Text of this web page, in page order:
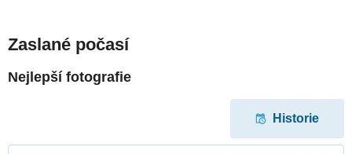
Zaslané počasí
Nejlepší fotografie
Historie